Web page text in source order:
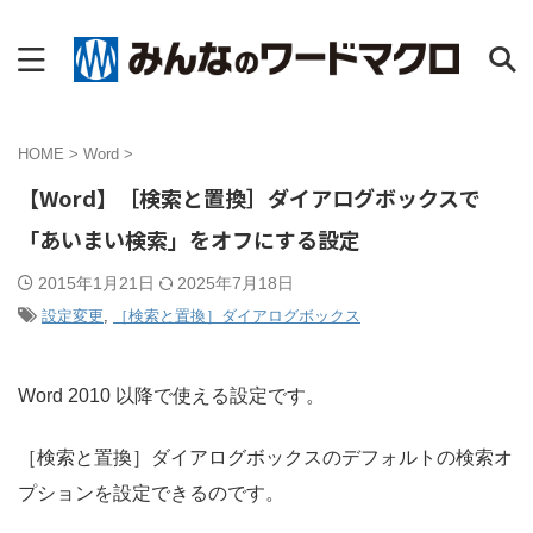
HOME > Word >
【Word】［検索と置換］ダイアログボックスで
「あいまい検索」をオフにする設定
2015年1月21日 2025年7月18日
設定変更, ［検索と置換］ダイアログボックス
Word 2010 以降で使える設定です。
［検索と置換］ダイアログボックスのデフォルトの検索オ
プションを設定できるのです。